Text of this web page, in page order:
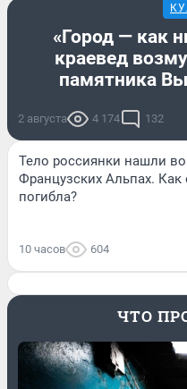
«Город — как
краевед
памятника
2 августа 4 174 132
Тело россиянки нашли во
Французских Альпах. Как
погибла?
10 часов 604
ЧТО